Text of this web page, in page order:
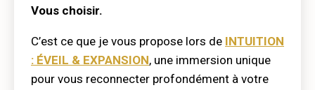
Vous choisir.
C’est ce que je vous propose lors de INTUITION
: ÉVEIL & EXPANSION, une immersion unique
pour vous reconnecter profondément à votre